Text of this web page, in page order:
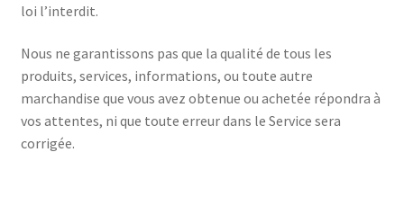
loi l’interdit.
Nous ne garantissons pas que la qualité de tous les
produits, services, informations, ou toute autre
marchandise que vous avez obtenue ou achetée répondra à
vos attentes, ni que toute erreur dans le Service sera
corrigée.